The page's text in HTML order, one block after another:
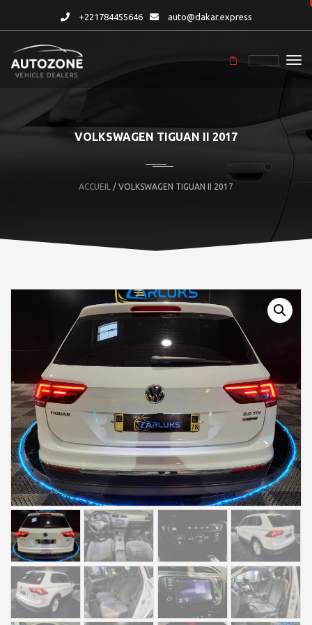
+221784455646 auto@dakar.express
VOLKSWAGEN TIGUAN II 2017
ACCUEIL / VOLKSWAGEN TIGUAN II 2017